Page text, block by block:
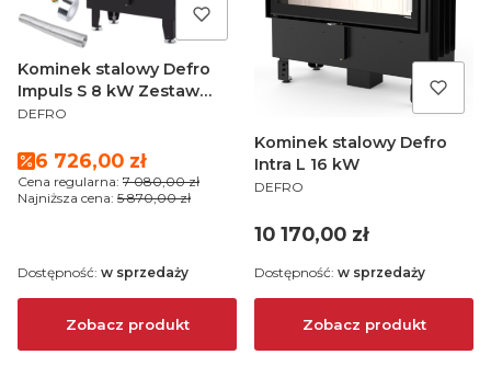
Kominek stalowy Defro
Impuls S 8 kW Zestaw
Montażowy
PRODUCENT
DEFRO
Cena promocyjna
6 726,00 zł
Cena regularna: 7 080,00 zł
Najniższa cena: 5 870,00 zł
Zobacz produkt
Dostępność: w sprzedaży
Kominek stalowy Defro
Intra L 16 kW
PRODUCENT
DEFRO
Cena
10 170,00 zł
Zobacz produkt
Dostępność: w sprzedaży